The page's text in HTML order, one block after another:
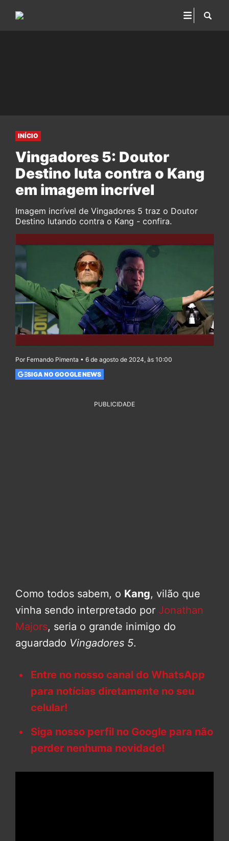
INÍCIO
Vingadores 5: Doutor
Destino luta contra o Kang
em imagem incrível
Imagem incrível de Vingadores 5 traz o Doutor
Destino lutando contra o Kang - confira.
Por Fernando Pimenta • 6 de agosto de 2024, às 10:00
SIGA NO GOOGLE NEWS
PUBLICIDADE
Como todos sabem, o Kang, vilão que
vinha sendo interpretado por Jonathan
Majors, seria o grande inimigo do
aguardado Vingadores 5.
Entre no nosso canal do WhatsApp
para notícias diretamente no seu
celular!
Siga nosso perfil no Google para não
perder nenhuma novidade!